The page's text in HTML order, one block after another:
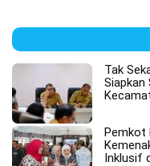
Tak
Siapkan
Pemkot
Inklusif